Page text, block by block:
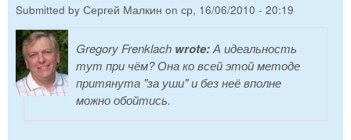
Submitted by Сергей Малкин on ср, 16/06/2010 - 20:19
Gregory Frenklach wrote:А идеальность
тут при чём? Она ко всей этой методе
притянута "за уши" и без неё вполне
можно обойтись.